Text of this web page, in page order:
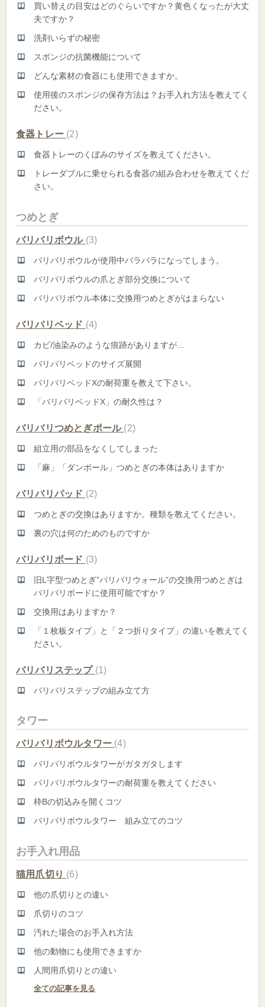
買い替えの目安はどのぐらいですか？黄色くなったが大丈
夫ですか？
洗剤いらずの秘密
スポンジの抗菌機能について
どんな素材の食器にも使用できますか。
使用後のスポンジの保存方法は？お手入れ方法を教えてく
ださい。
食器トレー 2
食器トレーのくぼみのサイズを教えてください。
トレーダブルに乗せられる食器の組み合わせを教えてくだ
さい。
つめとぎ
バリバリボウル 3
バリバリボウルが使用中バラバラになってしまう。
バリバリボウルの爪とぎ部分交換について
バリバリボウル本体に交換用つめとぎがはまらない
バリバリベッド 4
カビ/油染みのような痕跡がありますが...
バリバリベッドのサイズ展開
バリバリベッドXの耐荷重を教えて下さい。
「バリバリベッドX」の耐久性は？
バリバリつめとぎポール 2
組立用の部品をなくしてしまった
「麻」「ダンボール」つめとぎの本体はありますか
バリバリパッド 2
つめとぎの交換はありますか。種類を教えてください。
裏の穴は何のためのものですか
バリバリボード 3
旧L字型つめとぎ”バリバリウォール”の交換用つめとぎは
バリバリボードに使用可能ですか？
交換用はありますか？
「１枚板タイプ」と「２つ折りタイプ」の違いを教えてく
ださい。
バリバリステップ 1
バリバリステップの組み立て方
タワー
バリバリボウルタワー 4
バリバリボウルタワーがガタガタします
バリバリボウルタワーの耐荷重を教えてください
枠Bの切込みを開くコツ
バリバリボウルタワー 組み立てのコツ
お手入れ用品
猫用爪切り 6
他の爪切りとの違い
爪切りのコツ
汚れた場合のお手入れ方法
他の動物にも使用できますか
人間用爪切りとの違い
全ての記事を見る